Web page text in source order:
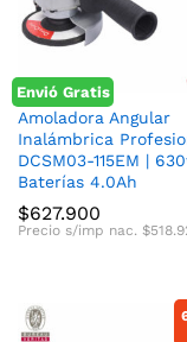
Envió Gratis
Amoladora Angular
Inalámbrica
DCSM03-115EM |
Baterías 4.0Ah
$627.900
Precio s/imp nac. $